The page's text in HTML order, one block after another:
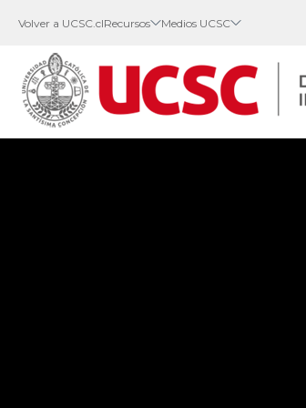
Volver a UCSC.clRecursos Medios UCSC